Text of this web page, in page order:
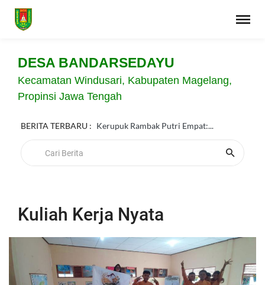
DESA BANDARSEDAYU
Kecamatan Windusari, Kabupaten Magelang,
Propinsi Jawa Tengah
BERITA TERBARU : Kerupuk Rambak Putri Empat:...
Kuliah Kerja Nyata